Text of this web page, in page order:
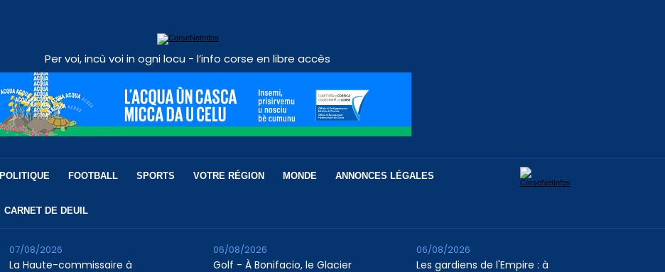
Per voi, incù voi in ogni locu - l’info corse en libre accès
POLITIQUE FOOTBALL SPORTS VOTRE RÉGION MONDE ANNONCES LÉGALES
CARNET DE DEUIL
La Haute-commissaire à
07/08/2026
Golf - À Bonifacio, le Glacier
06/08/2026
Les gardiens de l'Empire : à
06/08/2026